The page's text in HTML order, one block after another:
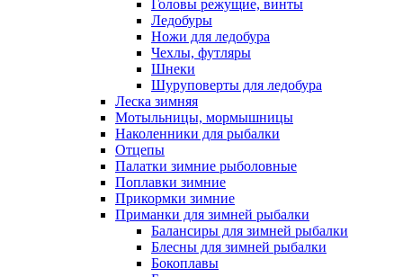
Головы режущие, винты
Ледобуры
Ножи для ледобура
Чехлы, футляры
Шнеки
Шуруповерты для ледобура
Леска зимняя
Мотыльницы, мормышницы
Наколенники для рыбалки
Отцепы
Палатки зимние рыболовные
Поплавки зимние
Прикормки зимние
Приманки для зимней рыбалки
Балансиры для зимней рыбалки
Блесны для зимней рыбалки
Бокоплавы